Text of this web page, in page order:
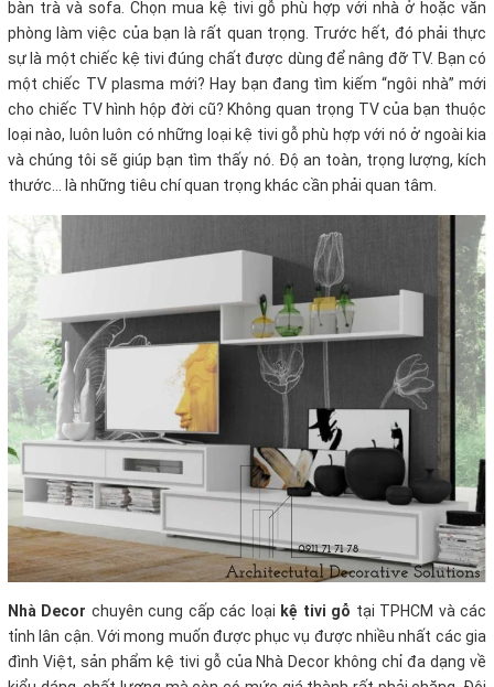
bàn trà và sofa. Chọn mua kệ tivi gỗ phù hợp với nhà ở hoặc văn
phòng làm việc của bạn là rất quan trọng. Trước hết, đó phải thực
sự là một chiếc kệ tivi đúng chất được dùng để nâng đỡ TV. Bạn có
một chiếc TV plasma mới? Hay bạn đang tìm kiếm “ngôi nhà” mới
cho chiếc TV hình hộp đời cũ? Không quan trọng TV của bạn thuộc
loại nào, luôn luôn có những loại kệ tivi gỗ phù hợp với nó ở ngoài kia
và chúng tôi sẽ giúp bạn tìm thấy nó. Độ an toàn, trọng lượng, kích
thước… là những tiêu chí quan trọng khác cần phải quan tâm.
Nhà Decor chuyên cung cấp các loại kệ tivi gỗ tại TPHCM và các
tỉnh lân cận. Với mong muốn được phục vụ được nhiều nhất các gia
đình Việt, sản phẩm kệ tivi gỗ của Nhà Decor không chỉ đa dạng về